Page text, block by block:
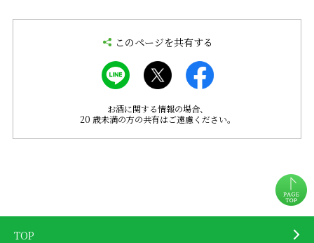
このページを共有する
お酒に関する情報の場合、
20 歳未満の方の共有はご遠慮ください。
TOP